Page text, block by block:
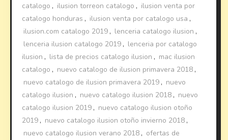
catalogo , ilusion torreon catalogo , ilusion venta por
catalogo honduras , ilusion venta por catalogo usa ,
ilusion.com catalogo 2019 , lenceria catalogo ilusion ,
lenceria ilusion catalogo 2019 , lenceria por catalogo
ilusion , lista de precios catalogo ilusion , mac ilusion
catalogo , nuevo catalogo de ilusion primavera 2018 ,
nuevo catalogo de ilusion primavera 2019 , nuevo
catalogo ilusion , nuevo catalogo ilusion 2018 , nuevo
catalogo ilusion 2019 , nuevo catalogo ilusion otoño
2019 , nuevo catalogo ilusion otoño invierno 2018 ,
nuevo catalogo ilusion verano 2018 , ofertas de